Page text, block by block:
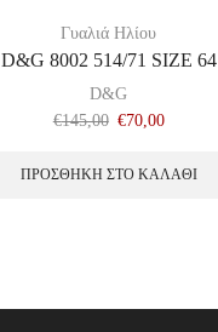
Γυαλιά Ηλίου
D&G 8002 514/71 SIZE 64
D&G
€145,00 €70,00
ΠΡΟΣΘΉΚΗ ΣΤΟ ΚΑΛΆΘΙ